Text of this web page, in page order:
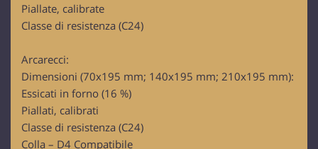
Piallate, calibrate
Classe di resistenza (C24)
Arcarecci:
Dimensioni (70x195 mm; 140x195 mm; 210x195 mm):
Essicati in forno (16 %)
Piallati, calibrati
Classe di resistenza (C24)
Colla – D4 Compatibile